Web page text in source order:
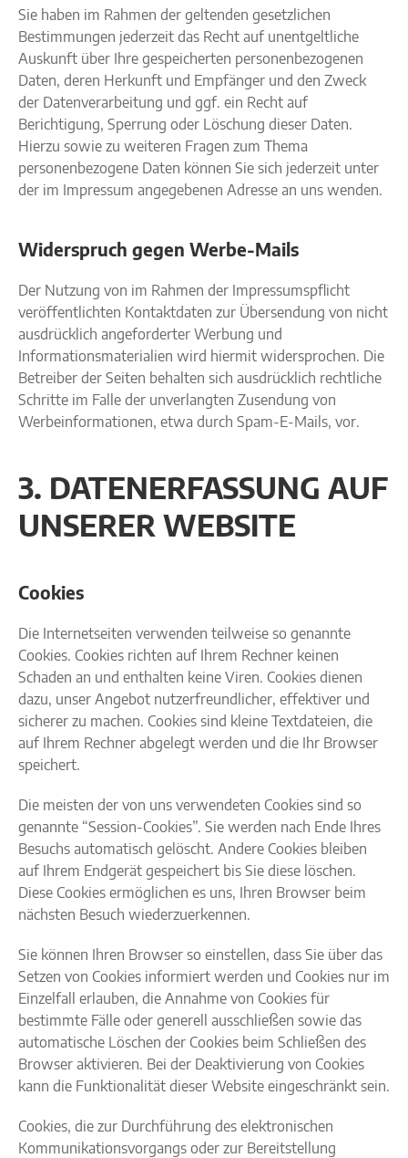
Sie haben im Rahmen der geltenden gesetzlichen
Bestimmungen jederzeit das Recht auf unentgeltliche
Auskunft über Ihre gespeicherten personenbezogenen
Daten, deren Herkunft und Empfänger und den Zweck
der Datenverarbeitung und ggf. ein Recht auf
Berichtigung, Sperrung oder Löschung dieser Daten.
Hierzu sowie zu weiteren Fragen zum Thema
personenbezogene Daten können Sie sich jederzeit unter
der im Impressum angegebenen Adresse an uns wenden.
Widerspruch gegen Werbe-Mails
Der Nutzung von im Rahmen der Impressumspflicht
veröffentlichten Kontaktdaten zur Übersendung von nicht
ausdrücklich angeforderter Werbung und
Informationsmaterialien wird hiermit widersprochen. Die
Betreiber der Seiten behalten sich ausdrücklich rechtliche
Schritte im Falle der unverlangten Zusendung von
Werbeinformationen, etwa durch Spam-E-Mails, vor.
3. DATENERFASSUNG AUF
UNSERER WEBSITE
Cookies
Die Internetseiten verwenden teilweise so genannte
Cookies. Cookies richten auf Ihrem Rechner keinen
Schaden an und enthalten keine Viren. Cookies dienen
dazu, unser Angebot nutzerfreundlicher, effektiver und
sicherer zu machen. Cookies sind kleine Textdateien, die
auf Ihrem Rechner abgelegt werden und die Ihr Browser
speichert.
Die meisten der von uns verwendeten Cookies sind so
genannte “Session-Cookies”. Sie werden nach Ende Ihres
Besuchs automatisch gelöscht. Andere Cookies bleiben
auf Ihrem Endgerät gespeichert bis Sie diese löschen.
Diese Cookies ermöglichen es uns, Ihren Browser beim
nächsten Besuch wiederzuerkennen.
Sie können Ihren Browser so einstellen, dass Sie über das
Setzen von Cookies informiert werden und Cookies nur im
Einzelfall erlauben, die Annahme von Cookies für
bestimmte Fälle oder generell ausschließen sowie das
automatische Löschen der Cookies beim Schließen des
Browser aktivieren. Bei der Deaktivierung von Cookies
kann die Funktionalität dieser Website eingeschränkt sein.
Cookies, die zur Durchführung des elektronischen
Kommunikationsvorgangs oder zur Bereitstellung